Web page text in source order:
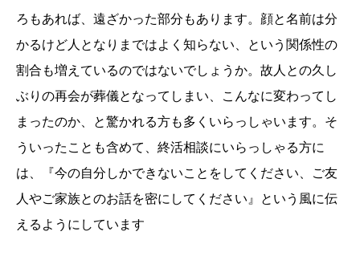
ろもあれば、遠ざかった部分もあります。顔と名前は分
かるけど人となりまではよく知らない、という関係性の
割合も増えているのではないでしょうか。故人との久し
ぶりの再会が葬儀となってしまい、こんなに変わってし
まったのか、と驚かれる方も多くいらっしゃいます。そ
ういったことも含めて、終活相談にいらっしゃる方に
は、『今の自分しかできないことをしてください、ご友
人やご家族とのお話を密にしてください』という風に伝
えるようにしています